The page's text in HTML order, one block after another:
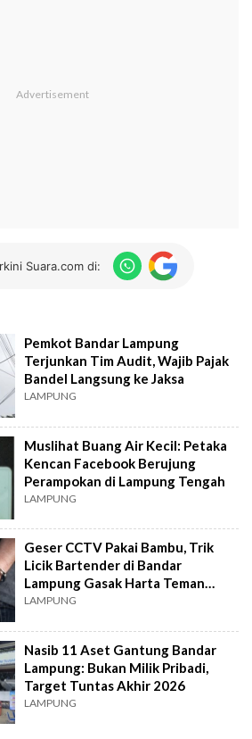
Suara.com di:
Pemkot Bandar Lampung
Terjunkan Tim Audit, Wajib Pajak
Bandel Langsung ke Jaksa
LAMPUNG
Muslihat Buang Air Kecil: Petaka
Kencan Facebook Berujung
Perampokan di Lampung Tengah
LAMPUNG
Geser CCTV Pakai Bambu, Trik
Licik Bartender di Bandar
Lampung Gasak Harta Teman
Kerja
LAMPUNG
Nasib 11 Aset Gantung Bandar
Lampung: Bukan Milik Pribadi,
Target Tuntas Akhir 2026
LAMPUNG